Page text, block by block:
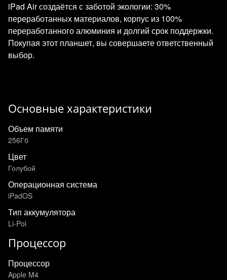
iPad Air создаётся с заботой экологии: 30%
переработанных материалов, корпус из 100%
переработанного алюминия и долгий срок поддержки.
Покупая этот планшет, вы совершаете ответственный
выбор.
Основные характеристики
Объем памяти
256Гб
Цвет
Голубой
Операционная система
iPadOS
Тип аккумулятора
Li-Pol
Процессор
Процессор
Apple M4